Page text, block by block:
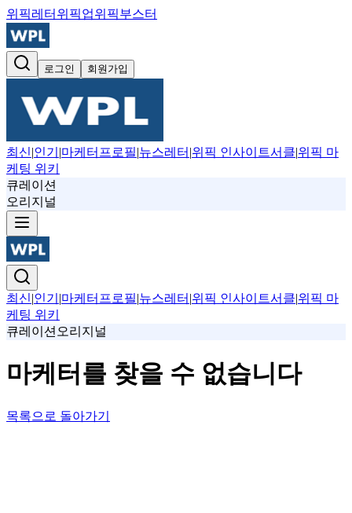
위픽레터 위픽업위픽부스터
로그인 회원가입
최신|인기 |마케터프로필|뉴스레터 |위픽 인사이트서클|위픽 마
케팅 위키
큐레이션
오리지널
최신|인기 |마케터프로필|뉴스레터 |위픽 인사이트서클|위픽 마
케팅 위키
큐레이션 오리지널
마케터를 찾을 수 없습니다
목록으로 돌아가기